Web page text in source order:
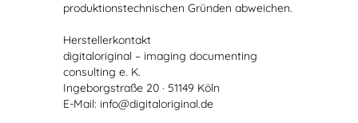
produktionstechnischen Gründen abweichen.
Herstellerkontakt
digitaloriginal – imaging documenting
consulting e. K.
Ingeborgstraße 20 · 51149 Köln
E-Mail: info@digitaloriginal.de